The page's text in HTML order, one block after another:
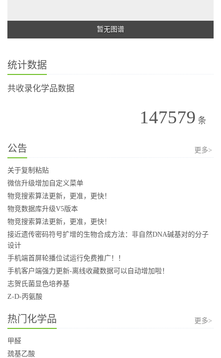
暂无图谱
统计数据
共收录化学品数据
147579 条
公告 更多>
关于复制粘贴
微信升级增加自定义菜单
物竞搜索算法更新，更准，更快！
物竞数据库升级V5版本
物竞搜索算法更新，更准，更快！
接近遗传密码符号扩增的生物合成方法：非自然DNA碱基对的分子
设计
手机端首屏轮播位试运行免费推广！！
手机客户端强力更新-离线收藏数据可以自动增加啦！
志贺氏菌显色培养基
Z-D-丙氨酸
热门化学品 更多>
甲醛
巯基乙酸